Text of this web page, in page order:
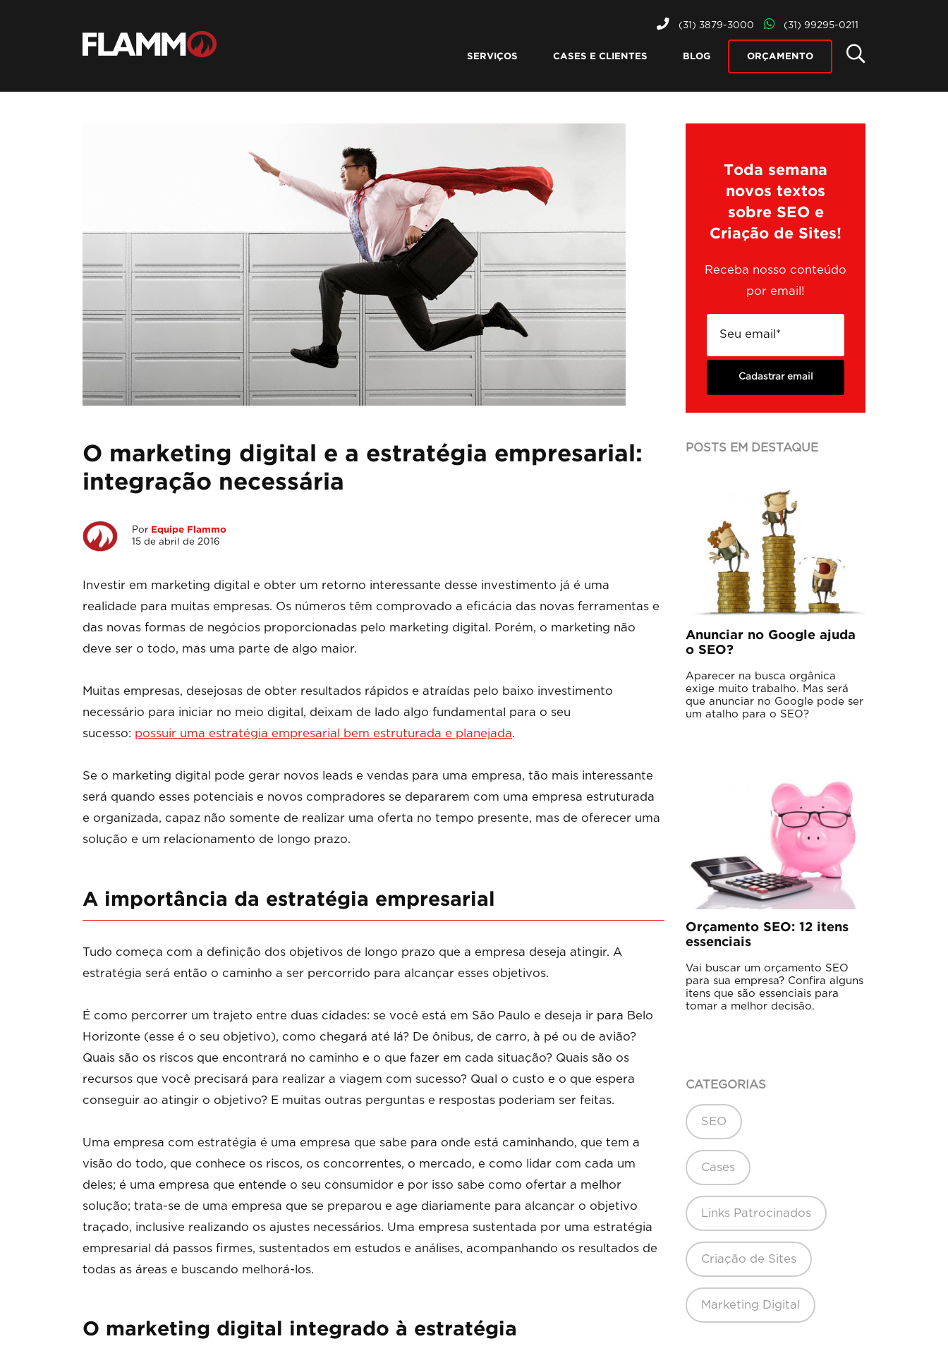
(31) 3879-3000 (31) 99295-0211
SERVIÇOS CASES E CLIENTES BLOG ORÇAMENTO
O marketing digital e a estratégia empresarial:
integração necessária
Por Equipe Flammo
15 de abril de 2016
Investir em marketing digital e obter um retorno interessante desse investimento já é uma
realidade para muitas empresas. Os números têm comprovado a eficácia das novas ferramentas e
das novas formas de negócios proporcionadas pelo marketing digital. Porém, o marketing não
deve ser o todo, mas uma parte de algo maior.
Muitas empresas, desejosas de obter resultados rápidos e atraídas pelo baixo investimento
necessário para iniciar no meio digital, deixam de lado algo fundamental para o seu
sucesso: possuir uma estratégia empresarial bem estruturada e planejada.
Se o marketing digital pode gerar novos leads e vendas para uma empresa, tão mais interessante
será quando esses potenciais e novos compradores se depararem com uma empresa estruturada
e organizada, capaz não somente de realizar uma oferta no tempo presente, mas de oferecer uma
solução e um relacionamento de longo prazo.
A importância da estratégia empresarial
Tudo começa com a definição dos objetivos de longo prazo que a empresa deseja atingir. A
estratégia será então o caminho a ser percorrido para alcançar esses objetivos.
É como percorrer um trajeto entre duas cidades: se você está em São Paulo e deseja ir para Belo
Horizonte (esse é o seu objetivo), como chegará até lá? De ônibus, de carro, à pé ou de avião?
Quais são os riscos que encontrará no caminho e o que fazer em cada situação? Quais são os
recursos que você precisará para realizar a viagem com sucesso? Qual o custo e o que espera
conseguir ao atingir o objetivo? E muitas outras perguntas e respostas poderiam ser feitas.
Uma empresa com estratégia é uma empresa que sabe para onde está caminhando, que tem a
visão do todo, que conhece os riscos, os concorrentes, o mercado, e como lidar com cada um
deles; é uma empresa que entende o seu consumidor e por isso sabe como ofertar a melhor
solução; trata-se de uma empresa que se preparou e age diariamente para alcançar o objetivo
traçado, inclusive realizando os ajustes necessários. Uma empresa sustentada por uma estratégia
empresarial dá passos firmes, sustentados em estudos e análises, acompanhando os resultados de
todas as áreas e buscando melhorá-los.
O marketing digital integrado à estratégia
Toda semana
novos textos
sobre SEO e
Criação de Sites!
Receba nosso conteúdo
por email!
Cadastrar email
POSTS EM DESTAQUE
Anunciar no Google ajuda
o SEO?
Aparecer na busca orgânica
exige muito trabalho. Mas será
que anunciar no Google pode ser
um atalho para o SEO?
Orçamento SEO: 12 itens
essenciais
Vai buscar um orçamento SEO
para sua empresa? Confira alguns
itens que são essenciais para
tomar a melhor decisão.
CATEGORIAS
SEO
Cases
Links Patrocinados
Criação de Sites
Marketing Digital